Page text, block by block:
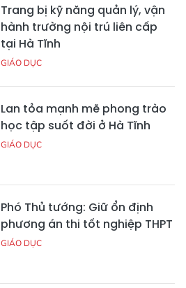
Trang bị kỹ năng quản lý, vận
hành trường nội trú liên cấp
tại Hà Tĩnh
GIÁO DỤC
Lan tỏa mạnh mẽ phong trào
học tập suốt đời ở Hà Tĩnh
GIÁO DỤC
Phó Thủ tướng: Giữ ổn định
phương án thi tốt nghiệp THPT
GIÁO DỤC